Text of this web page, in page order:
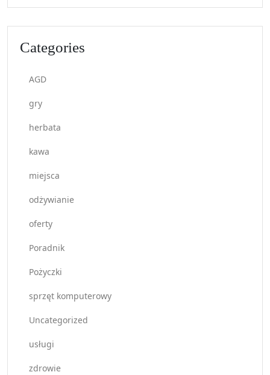
Categories
AGD
gry
herbata
kawa
miejsca
odżywianie
oferty
Poradnik
Pożyczki
sprzęt komputerowy
Uncategorized
usługi
zdrowie